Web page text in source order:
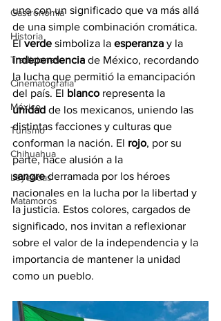
Gastronomìa
Historia
Tradiciones
Cinematografía
México
Turismo
Chihuahua
Leyendas
Matamoros
uno con un significado que va más allá
de una simple combinación cromática.
El verde simboliza la esperanza y la
independencia de México, recordando
la lucha que permitió la emancipación
del país. El blanco representa la
unidad de los mexicanos, uniendo las
distintas facciones y culturas que
conforman la nación. El rojo, por su
parte, hace alusión a la
sangre derramada por los héroes
nacionales en la lucha por la libertad y
la justicia. Estos colores, cargados de
significado, nos invitan a reflexionar
sobre el valor de la independencia y la
importancia de mantener la unidad
como un pueblo.